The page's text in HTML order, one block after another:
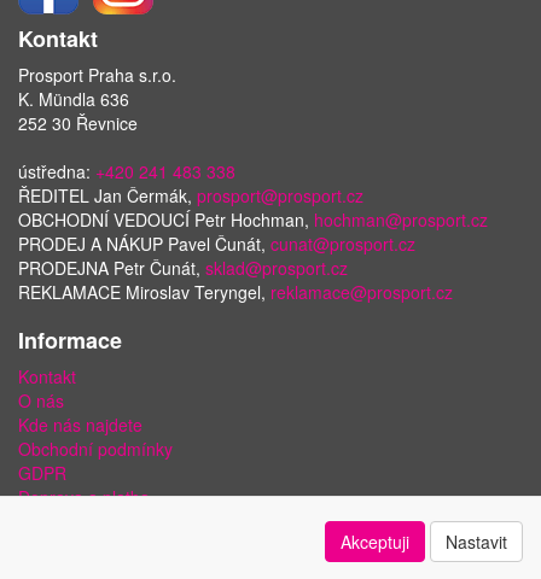
Kontakt
Prosport Praha s.r.o.
K. Mündla 636
252 30 Řevnice
ústředna: +420 241 483 338
ŘEDITEL Jan Čermák, prosport@prosport.cz
OBCHODNÍ VEDOUCÍ Petr Hochman, hochman@prosport.cz
PRODEJ A NÁKUP Pavel Čunát, cunat@prosport.cz
PRODEJNA Petr Čunát, sklad@prosport.cz
REKLAMACE Miroslav Teryngel, reklamace@prosport.cz
Informace
Kontakt
O nás
Kde nás najdete
Obchodní podmínky
GDPR
Doprava a platba
Akceptuji Nastavit